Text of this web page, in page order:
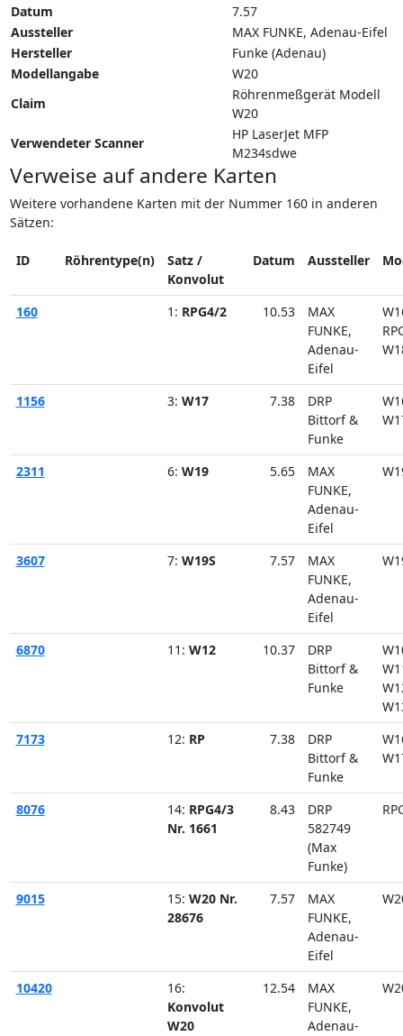
Datum
7.57
Aussteller
MAX FUNKE, Adenau-Eifel
Hersteller
Funke (Adenau)
Modellangabe
W20
Claim
Röhrenmeßgerät Modell
W20
Verwendeter Scanner
HP LaserJet MFP
M234sdwe
Verweise auf andere Karten
Weitere vorhandene Karten mit der Nummer 160 in anderen
Sätzen:
ID Röhrentype(n)
Satz /
Konvolut
Datum Aussteller
160 1: RPG4/2 10.53
MAX
FUNKE,
Adenau-
Eifel
1156 3: W17 7.38
DRP
Bittorf &
Funke
2311 6: W19 5.65
MAX
FUNKE,
Adenau-
Eifel
3607 7: W19S 7.57
MAX
FUNKE,
Adenau-
Eifel
6870 11: W12 10.37
DRP
Bittorf &
Funke
7173
12: RP 7.38
DRP
Bittorf &
Funke
8076 14: RPG4/3
Nr. 1661
8.43
DRP
582749
(Max
Funke)
9015 15: W20 Nr.
28676
7.57
MAX
FUNKE,
Adenau-
Eifel
10420
16:
Konvolut
W20
12.54
MAX
FUNKE,
Adenau-